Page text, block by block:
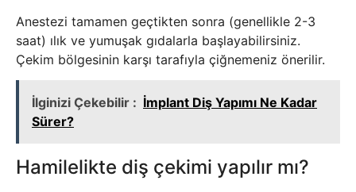
Anestezi tamamen geçtikten sonra (genellikle 2-3
saat) ılık ve yumuşak gıdalarla başlayabilirsiniz.
Çekim bölgesinin karşı tarafıyla çiğnemeniz önerilir.
İlginizi Çekebilir : İmplant Diş Yapımı Ne Kadar
Sürer?
Hamilelikte diş çekimi yapılır mı?